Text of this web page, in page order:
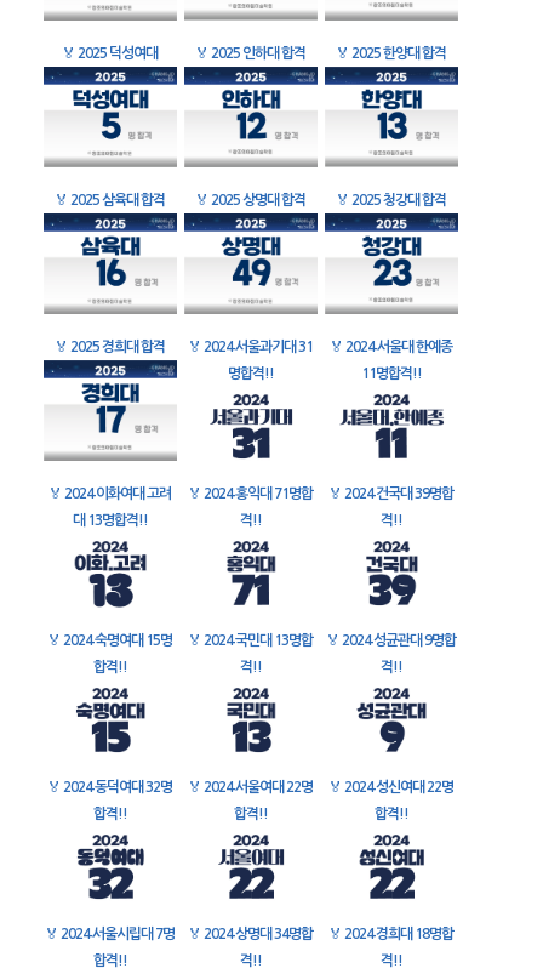
🏅 2025 덕성여대 🏅 2025 인하대 합격 🏅 2025 한양대 합격
🏅 2025 삼육대 합격 🏅 2025 상명대 합격 🏅 2025 청강대 합격
🏅 2025 경희대 합격 🏅 2024 서울과기대 31
명합격!!
🏅 2024 서울대 한예종
11명합격!!
🏅 2024 이화여대 고려
대 13명합격!!
🏅 2024 홍익대 71명합
격!!
🏅 2024 건국대 39명합
격!!
🏅 2024 숙명여대 15명
합격!!
🏅 2024 국민대 13명합
격!!
🏅 2024 성균관대 9명합
격!!
🏅 2024 동덕여대 32명
합격!!
🏅 2024 서울여대 22명
합격!!
🏅 2024 성신여대 22명
합격!!
🏅 2024 서울시립대 7명
합격!!
🏅 2024 상명대 34명합
격!!
🏅 2024 경희대 18명합
격!!